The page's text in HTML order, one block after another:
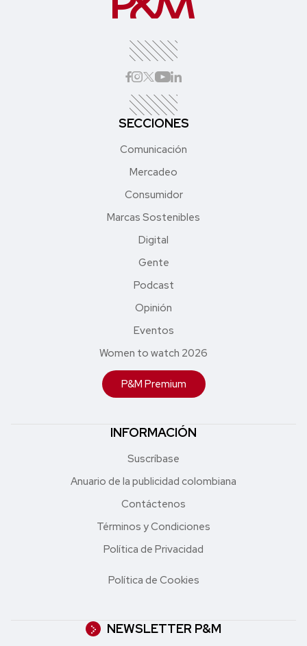
SECCIONES
Comunicación
Mercadeo
Consumidor
Marcas Sostenibles
Digital
Gente
Podcast
Opinión
Eventos
Women to watch 2026
P&M Premium
INFORMACIÓN
Suscríbase
Anuario de la publicidad colombiana
Contáctenos
Términos y Condiciones
Política de Privacidad
Política de Cookies
NEWSLETTER P&M